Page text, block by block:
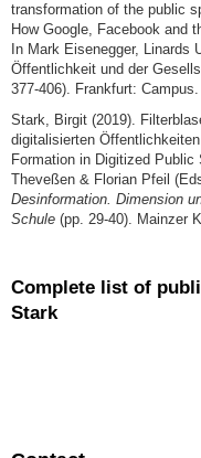
transformation of the public
How Google, Facebook and
In Mark Eisenegger,
Öffentlichkeit und der
377-406). Frankfurt: Campus.
Stark, Birgit (2019).
digitalisierten
Formation in Digitized
Theveßen & Florian Pfeil
Desinformation. Dimension
Schule (pp. 29-40). Mainzer
Complete list of
Stark